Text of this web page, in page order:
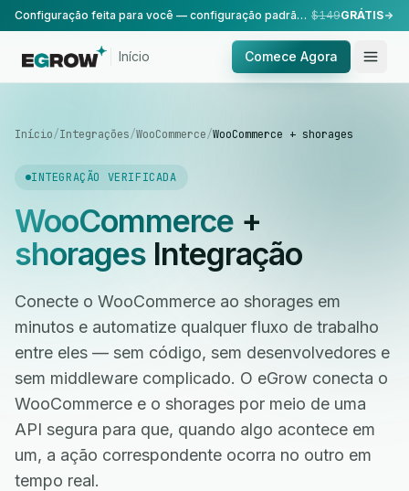
Configuração feita para você — configuração padrão, realizada pela nossa equipe. $149GRÁTIS
Início Comece Agora
Início/Integrações/WooCommerce/WooCommerce + shorages
INTEGRAÇÃO VERIFICADA
WooCommerce+
shoragesIntegração
Conecte o WooCommerce ao shorages em
minutos e automatize qualquer fluxo de trabalho
entre eles — sem código, sem desenvolvedores e
sem middleware complicado. O eGrow conecta o
WooCommerce e o shorages por meio de uma
API segura para que, quando algo acontece em
um, a ação correspondente ocorra no outro em
tempo real.